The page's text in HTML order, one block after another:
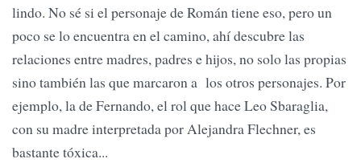
lindo. No sé si el personaje de Román tiene eso, pero un
poco se lo encuentra en el camino, ahí descubre las
relaciones entre madres, padres e hijos, no solo las propias
sino también las que marcaron a los otros personajes. Por
ejemplo, la de Fernando, el rol que hace Leo Sbaraglia,
con su madre interpretada por Alejandra Flechner, es
bastante tóxica...